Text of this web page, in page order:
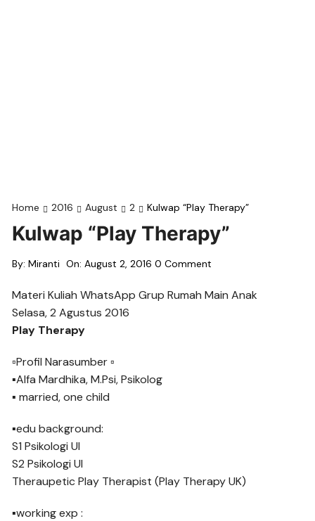
Home 2016 August 2 Kulwap “Play Therapy”
Kulwap “Play Therapy”
By: Miranti On:August 2, 2016 0 Comment
Materi Kuliah WhatsApp Grup Rumah Main Anak
Selasa, 2 Agustus 2016
Play Therapy
▫Profil Narasumber ▫
▪Alfa Mardhika, M.Psi, Psikolog
▪ married, one child
▪edu background:
S1 Psikologi UI
S2 Psikologi UI
Theraupetic Play Therapist (Play Therapy UK)
▪working exp :